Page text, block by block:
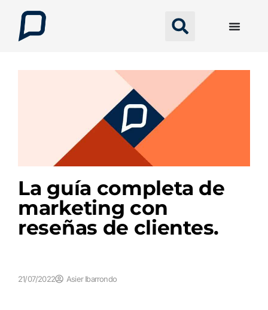
La guía completa de
marketing con
reseñas de clientes.
21/07/2022 Asier Ibarrondo